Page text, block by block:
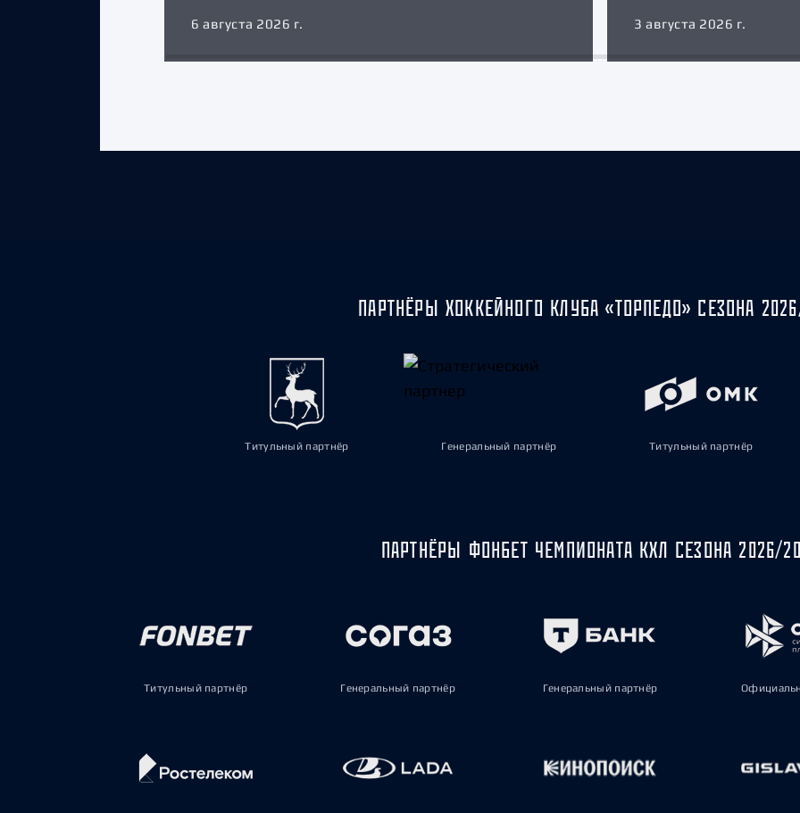
6 августа 2026 г. 3 августа 2026 г.
ПАРТНЁРЫ ХОККЕЙНОГО КЛУБА «ТОРПЕДО» СЕЗОНА
Титульный партнёр Генеральный партнёр Титульный партнёр
ПАРТНЁРЫ ФОНБЕТ ЧЕМПИОНАТА КХЛ СЕЗОНА 2026/
Титульный партнёр Генеральный партнёр Генеральный партнёр